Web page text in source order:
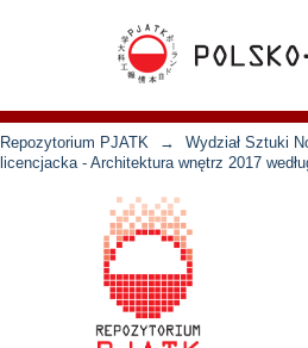
Repozytorium PJATK →
Wydział Sztuki
licencjacka - Architektura wnętrz 2017